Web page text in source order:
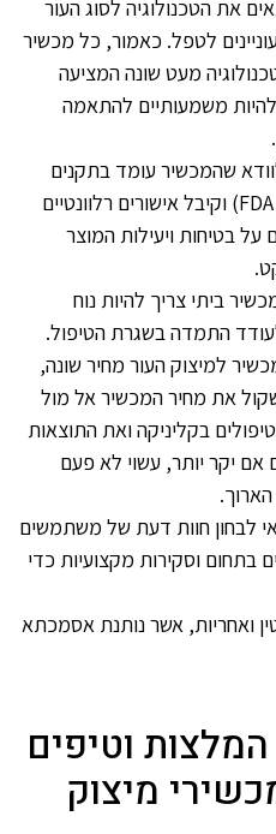
את הטכנולוגיה לסוג העור
לטפל. כאמור, כל מכשיר
מעט שונה המציעה
להיות משמעותיים להתאמה
שהמכשיר עומד בתקנים
בינלאומיים מחמירים (כמו FDA) וקיבל אישורים רלוונטיים
בטיחות ויעילות המוצר
ביתי צריך להיות נוח
התמדה בשגרת הטיפול.
למיצוק העור מחיר שונה,
את מחיר המכשיר אל מול
בקליניקה ואת התוצאות
אם יקר יותר, עשוי לא פעם
לבחון חוות דעת של משתמשים
וסקירות מקצועיות כדי
ואחריות, אשר נותנת אסמכתא
וטיפים
מיצוק